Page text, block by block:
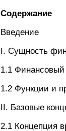
Содержание
Введение
I. Сущность
1.1 Финансовый
1.2 Функции и
II. Базовые
2.1 Концепция